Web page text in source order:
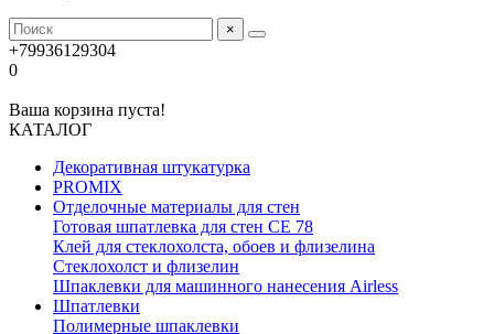
×
+79936129304
0
Ваша корзина пуста!
КАТАЛОГ
Декоративная штукатурка
PROMIX
Отделочные материалы для стен
Готовая шпатлевка для стен CE 78
Клей для стеклохолста, обоев и флизелина
Стеклохолст и флизелин
Шпаклевки для машинного нанесения Airless
Шпатлевки
Полимерные шпаклевки